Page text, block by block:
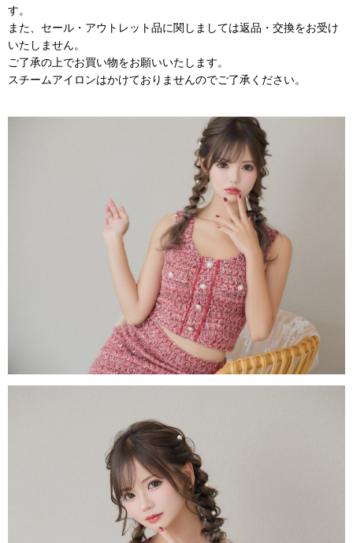
す。
また、セール・アウトレット品に関しましては返品・交換をお受け
いたしません。
ご了承の上でお買い物をお願いいたします。
スチームアイロンはかけておりませんのでご了承ください。